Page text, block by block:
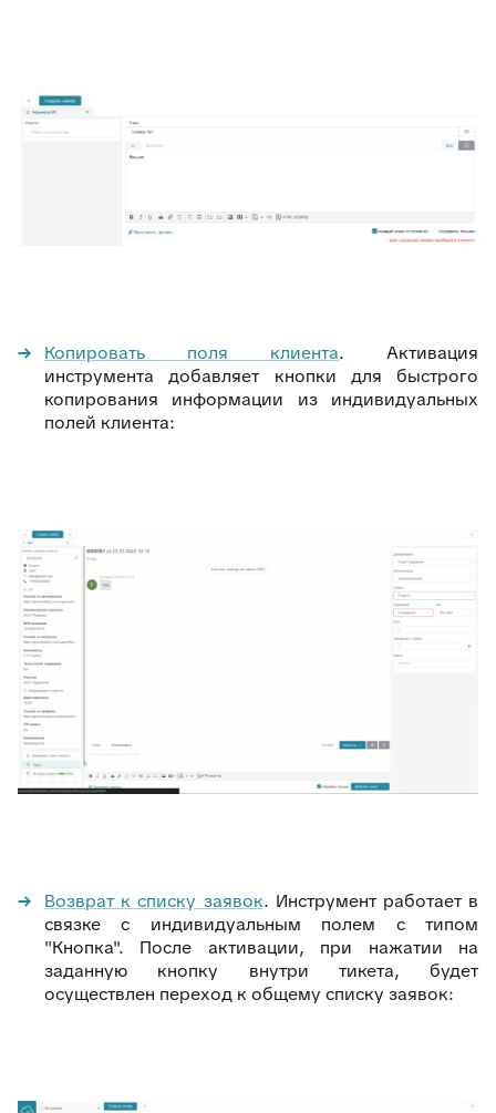
Копировать поля клиента. Активация
инструмента добавляет кнопки для быстрого
копирования информации из индивидуальных
полей клиента:
Возврат к списку заявок. Инструмент работает в
связке с индивидуальным полем с типом
"Кнопка". После активации, при нажатии на
заданную кнопку внутри тикета, будет
осуществлен переход к общему списку заявок: